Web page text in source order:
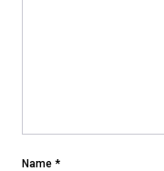
Name *